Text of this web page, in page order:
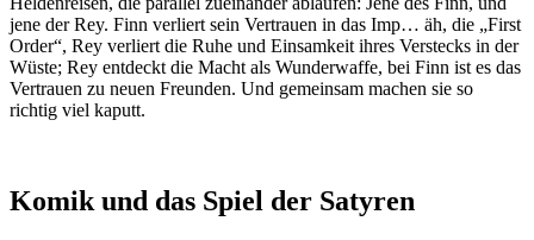
jene der Rey. Finn verliert sein Vertrauen in das Imp… äh, die „First
Order“, Rey verliert die Ruhe und Einsamkeit ihres Verstecks in der
Wüste; Rey entdeckt die Macht als Wunderwaffe, bei Finn ist es das
Vertrauen zu neuen Freunden. Und gemeinsam machen sie so
richtig viel kaputt.
Komik und das Spiel der Satyren